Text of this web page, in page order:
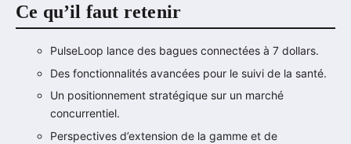
Ce qu’il faut retenir
PulseLoop lance des bagues connectées à 7 dollars.
Des fonctionnalités avancées pour le suivi de la santé.
Un positionnement stratégique sur un marché
concurrentiel.
Perspectives d’extension de la gamme et de